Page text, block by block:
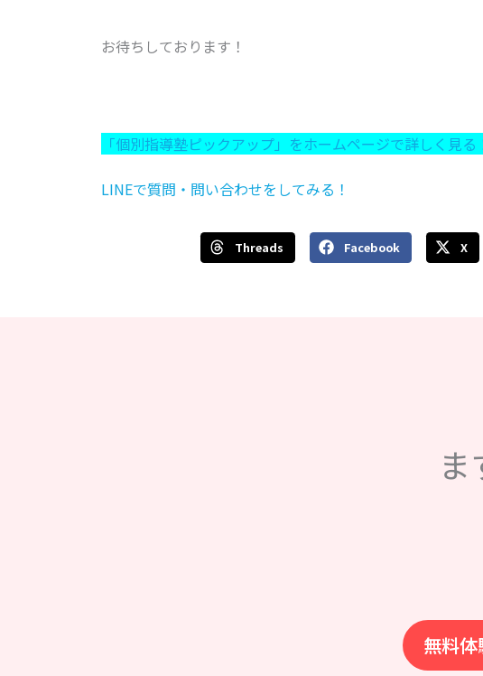
お待ちしております！
「個別指導塾ピックアップ」をホームページで詳しく見る
LINEで質問・問い合わせをしてみる！
Threads Facebook X
無料